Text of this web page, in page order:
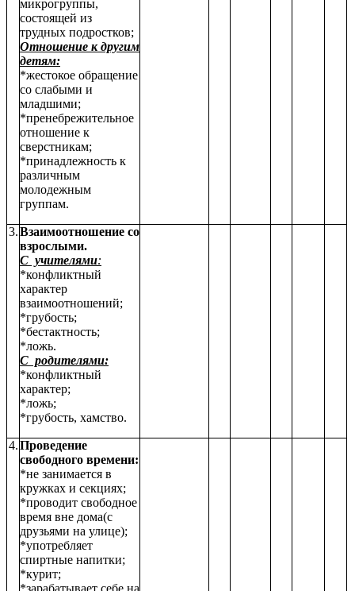
микрогруппы,
состоящей из
трудных подростков;
Отношение к другим
детям:
*жестокое обращение
со слабыми и
младшими;
*пренебрежительное
отношение к
сверстникам;
*принадлежность к
различным
молодежным
группам.
3.Взаимоотношение со
взрослыми.
С учителями:
*конфликтный
характер
взаимоотношений;
*грубость;
*бестактность;
*ложь.
С родителями:
*конфликтный
характер;
*ложь;
*грубость, хамство.
4.Проведение
свободного времени:
*не занимается в
кружках и секциях;
*проводит свободное
время вне дома(с
друзьями на улице);
*употребляет
спиртные напитки;
*курит;